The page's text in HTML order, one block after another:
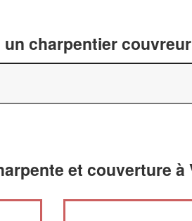
un charpentier
et couverture à